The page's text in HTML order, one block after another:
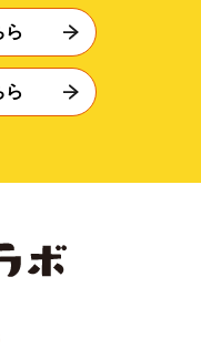
ら
ら